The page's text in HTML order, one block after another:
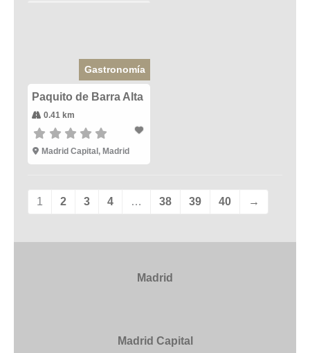
Gastronomía
Paquito de Barra Alta
0.41 km
Madrid Capital , Madrid
1 2 3 4 … 38 39 40 →
Madrid
Madrid Capital